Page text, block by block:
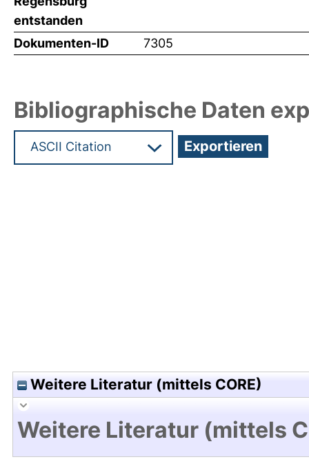
entstanden
Dokumenten-ID 7305
Bibliographische Daten
Weitere Literatur (mittels CORE)
Weitere Literatur (mittels